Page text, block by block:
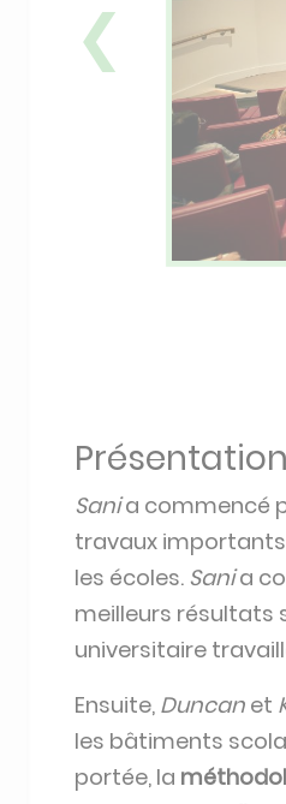
❮
Sania commencé
travaux
les écoles. Sania
meilleurs résultats
universitaire
Ensuite, Duncan et
les bâtiments
portée, la